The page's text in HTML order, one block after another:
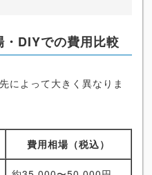
DIYでの費用比較
によって大きく異なりま
費用相場（税込）